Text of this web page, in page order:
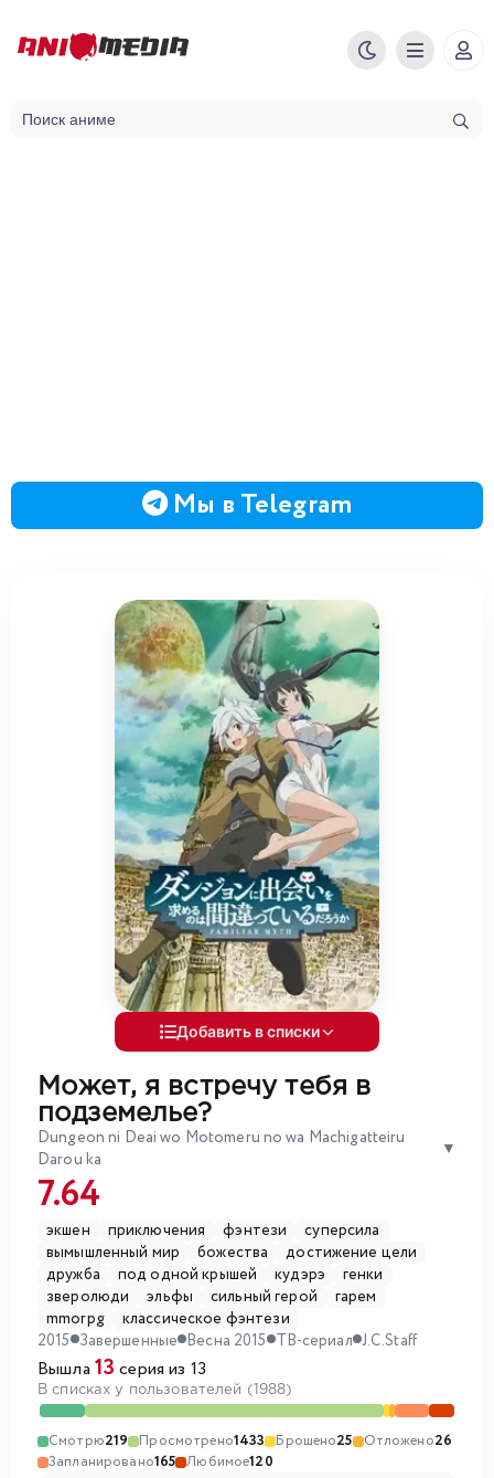
Мы в Telegram
Добавить в списки
Может, я встречу тебя в
подземелье?
Dungeon ni Deai wo Motomeru no wa Machigatteiru
Darou ka
▼
7.64
экшен приключения фэнтези
суперсила
вымышленный мир
божества
достижение цели
дружба
под одной крышей кудэрэ
генки
зверолюди
эльфы сильный герой
гарем
mmorpg
классическое фэнтези
2015 Завершенные Весна 2015 ТВ-сериал J.C.Staff
Вышла 13 серия из 13
В списках у пользователей (1988)
Смотрю219 Просмотрено1433 Брошено25 Отложено26
Запланировано165 Любимое120